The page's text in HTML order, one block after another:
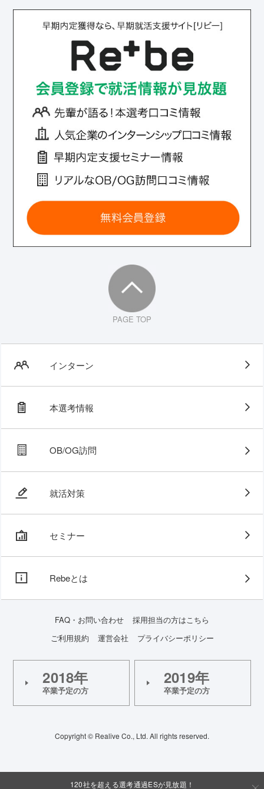
PAGE TOP
インターン
本選考情報
OB/OG訪問
就活対策
セミナー
Rebeとは
FAQ・お問い合わせ
採用担当の方はこちら
ご利用規約
運営会社 プライバシーポリシー
2018年
卒業予定の方
2019年
卒業予定の方
Copyright © Realive Co., Ltd. All rights reserved.
120社を超える選考通過ESが見放題！